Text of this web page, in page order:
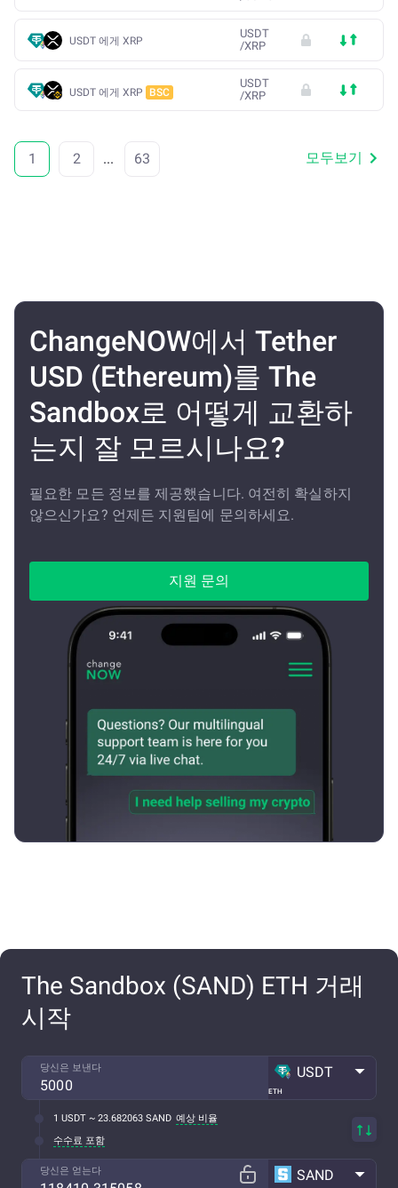
USDT 에게 XRP
USDT
/XRP
USDT 에게 XRP BSC
USDT
/XRP
1 2 ... 63 모두보기
ChangeNOW에서 Tether
USD (Ethereum)를 The
Sandbox로 어떻게 교환하
는지 잘 모르시나요?
필요한 모든 정보를 제공했습니다. 여전히 확실하지
않으신가요? 언제든 지원팀에 문의하세요.
지원 문의
The Sandbox (SAND) ETH 거래
시작
당신은 보낸다
ETH
USDT
1 USDT ~ 23.682063 SAND 예상 비율
수수료 포함
당신은 얻는다 SAND